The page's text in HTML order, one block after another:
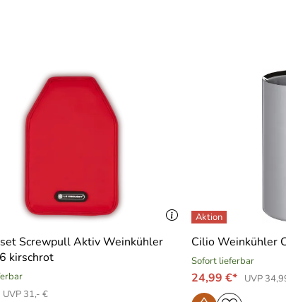
Screwpull Aktiv Weinkühler
kirschrot
UVP 31,- €
Cilio Weinkühler
Sofort lieferbar
24,99 €* UVP